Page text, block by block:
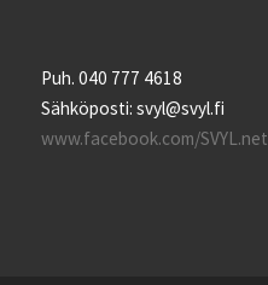
Puh. 040 777 4618
Sähköposti: svyl@svyl.fi
www.facebook.com/SVYL.net